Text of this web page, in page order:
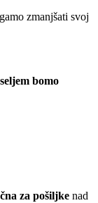
zmanjšati svoj
bomo
za pošiljke nad